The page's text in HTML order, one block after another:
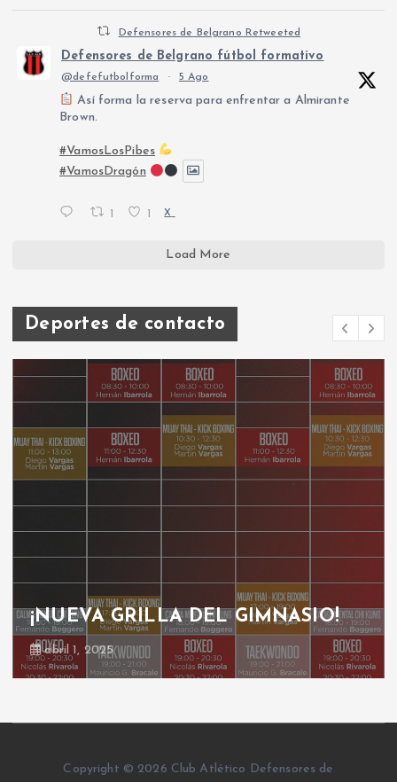
Defensores de Belgrano Retweeted
Defensores de Belgrano fútbol formativo
@defefutbolforma · 5 Ago
Así forma la reserva para enfrentar a Almirante
Brown.
#VamosLosPibes
#VamosDragón
1 1 X
Load More
Deportes de contacto
¡NUEVA GRILLA DEL GIMNASIO!
abril 1, 2025
Copyright © 2026 Club Atlético Defensores de